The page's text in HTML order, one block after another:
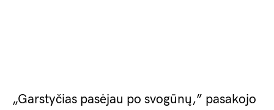
„Garstyčias pasėjau po svogūnų,” pasakojo